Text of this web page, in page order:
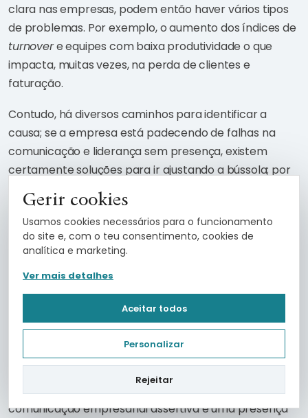
clara nas empresas, podem então haver vários tipos
de problemas. Por exemplo, o aumento dos índices de
turnovere equipes com baixa produtividade o que
impacta, muitas vezes, na perda de clientes e
faturação.
Contudo, há diversos caminhos para identificar a
causa; se a empresa está padecendo de falhas na
comunicação e liderança sem presença, existem
certamente soluções para ir ajustando a bússola; por
vezes ações simples e de baixíssimo custo resolvem
problemas até então graves.
Ferramentas
Existem ferramentas disponíveis na internet que são
gratuitas, intuitivas e fáceis de aplicar. Existem
também treinos para melhorar a comunicação e
cursos online com tutores para suporte. Por último,
formação de líderes. Estas desenvolvem uma
comunicação empresarial assertiva e uma presença
Gerir cookies
Usamos cookies necessários para o funcionamento
do site e, com o teu consentimento, cookies de
analítica e marketing.
Ver mais detalhes
Aceitar todos
Personalizar
Rejeitar